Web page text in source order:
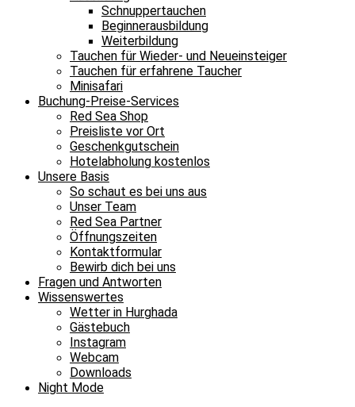
Schnuppertauchen
Beginnerausbildung
Weiterbildung
Tauchen für Wieder- und Neueinsteiger
Tauchen für erfahrene Taucher
Minisafari
Buchung-Preise-Services
Red Sea Shop
Preisliste vor Ort
Geschenkgutschein
Hotelabholung kostenlos
Unsere Basis
So schaut es bei uns aus
Unser Team
Red Sea Partner
Öffnungszeiten
Kontaktformular
Bewirb dich bei uns
Fragen und Antworten
Wissenswertes
Wetter in Hurghada
Gästebuch
Instagram
Webcam
Downloads
Night Mode